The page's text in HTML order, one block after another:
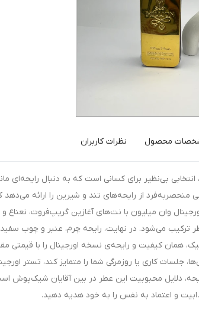
محصول نظرات کاربران
انتخابی بی‌نظیر برای کسانی است که به دنبال رایحه‌ای
منحصربه‌فرد از رایحه‌های تند و شیرین را ارائه
وان میلیون با نت‌های آغازین گریپ‌فروت،
ترکیب می‌شود. در نهایت، رایحه چرم، عنبر و چوب
همان کیفیت و رایحه‌ی نسخه اورجینال را با قیمتی
جلسات کاری یا روزمرگی شما را متمایز کند، تستر
دلایل محبوبیت این عطر در بین آقایان شیک‌پوش
و اعتماد به نفس را به خود هدیه دهید.